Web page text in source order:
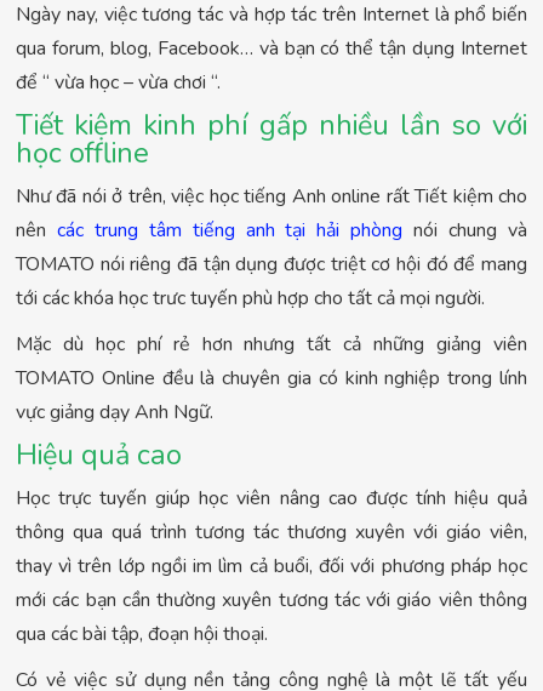
Ngày nay, việc tương tác và hợp tác trên Internet là phổ biến
qua forum, blog, Facebook… và bạn có thể tận dụng Internet
để “ vừa học – vừa chơi “.
Tiết kiệm kinh phí gấp nhiều lần so với
học offline
Như đã nói ở trên, việc học tiếng Anh online rất Tiết kiệm cho
nên các trung tâm tiếng anh tại hải phòng nói chung và
TOMATO nói riêng đã tận dụng được triệt cơ hội đó để mang
tới các khóa học trưc tuyến phù hợp cho tất cả mọi người.
Mặc dù học phí rẻ hơn nhưng tất cả những giảng viên
TOMATO Online đều là chuyên gia có kinh nghiệp trong lính
vực giảng dạy Anh Ngữ.
Hiệu quả cao
Học trực tuyến giúp học viên nâng cao được tính hiệu quả
thông qua quá trình tương tác thương xuyên với giáo viên,
thay vì trên lớp ngồi im lìm cả buổi, đối với phương pháp học
mới các bạn cần thường xuyên tương tác với giáo viên thông
qua các bài tập, đoạn hội thoại.
Có vẻ việc sử dụng nền tảng công nghệ là một lẽ tất yếu